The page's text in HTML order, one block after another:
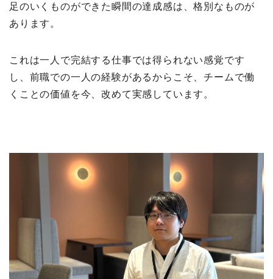
足のいくものができた瞬間の達成感は、格別なものが
あります。
これは一人で完結する仕事では得られない感覚です
し、前職での一人の経験があるからこそ、チームで働
くことの価値を今、改めて実感しています。